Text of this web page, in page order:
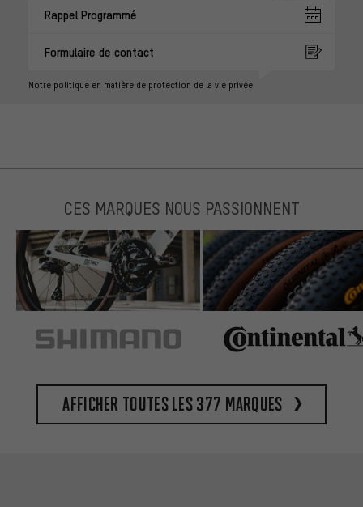
Rappel Programmé
Formulaire de contact
Notre politique en matière de protection de la vie privée
CES MARQUES NOUS PASSIONNENT
Afficher toutes les 377 marques